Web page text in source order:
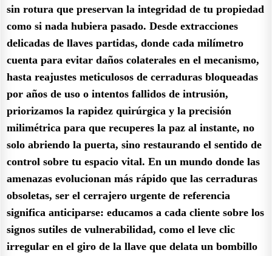
sin rotura que preservan la integridad de tu propiedad
como si nada hubiera pasado. Desde extracciones
delicadas de llaves partidas, donde cada milímetro
cuenta para evitar daños colaterales en el mecanismo,
hasta reajustes meticulosos de cerraduras bloqueadas
por años de uso o intentos fallidos de intrusión,
priorizamos la rapidez quirúrgica y la precisión
milimétrica para que recuperes la paz al instante, no
solo abriendo la puerta, sino restaurando el sentido de
control sobre tu espacio vital. En un mundo donde las
amenazas evolucionan más rápido que las cerraduras
obsoletas, ser el cerrajero urgente de referencia
significa anticiparse: educamos a cada cliente sobre los
signos sutiles de vulnerabilidad, como el leve clic
irregular en el giro de la llave que delata un bombillo